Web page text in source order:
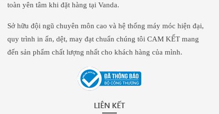
toàn yên tâm khi đặt hàng tại Vanda.
Sở hữu đội ngũ chuyên môn cao và hệ thống máy móc hiện đại,
quy trình in ấn, dệt, may đạt chuẩn chúng tôi CAM KẾT mang
đến sản phẩm chất lượng nhất cho khách hàng của mình.
LIÊN KẾT